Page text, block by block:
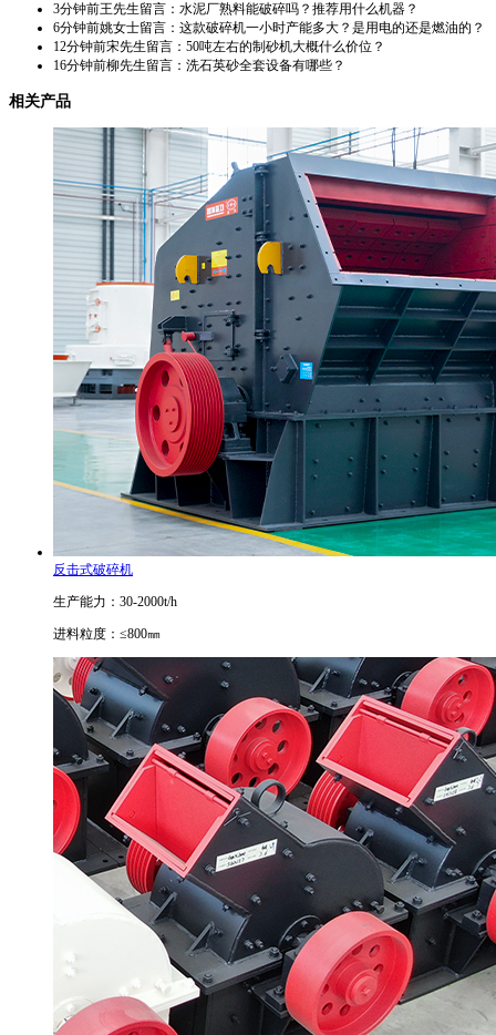
6分钟前姚女士留言：这款破碎机一小时产能多大？是用电的还是燃油的？
12分钟前宋先生留言：50吨左右的制砂机大概什么价位？
16分钟前柳先生留言：洗石英砂全套设备有哪些？
26分钟前杨先生留言：建筑垃圾破碎机可以铁器分类吗？
相关产品
反击式破碎机
生产能力：30-2000t/h
进料粒度：≤800㎜